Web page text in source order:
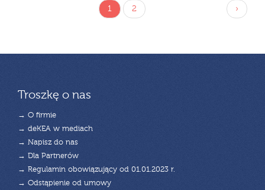
1 2 ›
Troszkę o nas
→ O firmie
→ deKEA w mediach
→ Napisz do nas
→ Dla Partnerów
→ Regulamin obowiązujący od 01.01.2023 r.
→ Odstąpienie od umowy